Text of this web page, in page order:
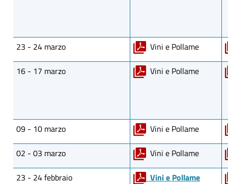
23 - 24 marzo
Vini e Pollame
16 - 17 marzo
Vini e Pollame
09 - 10 marzo
Vini e Pollame
02 - 03 marzo
Vini e Pollame
23 - 24 febbraio
Vini e Pollame